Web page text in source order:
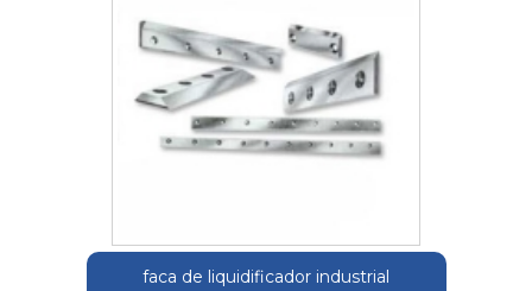
faca de liquidificador industrial